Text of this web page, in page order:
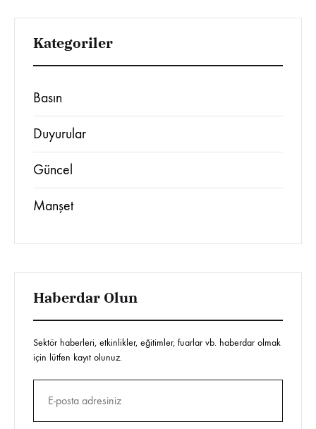
Kategoriler
Basın
Duyurular
Güncel
Manşet
Haberdar Olun
Sektör haberleri, etkinlikler, eğitimler, fuarlar vb. haberdar olmak
için lütfen kayıt olunuz.